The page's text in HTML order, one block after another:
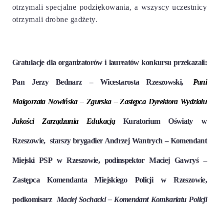
otrzymali specjalne podziękowania, a wszyscy uczestnicy
otrzymali drobne gadżety.
Gratulacje dla organizatorów i laureatów konkursu przekazali:
Pan Jerzy Bednarz–Wicestarosta Rzeszowski, Pani
Małgorzata Nowińska – Zgurska– Zastępca Dyrektora Wydziału
Jakości Zarządzania Edukacją Kuratorium Oświaty w
Rzeszowie, starszy brygadier Andrzej Wantrych –Komendant
Miejski PSP w Rzeszowie,podinspektor Maciej Gawryś –
ZastępcaKomendantaMiejskiego Policji w Rzeszowie,
podkomisarz Maciej Sochacki– Komendant Komisariatu Policji